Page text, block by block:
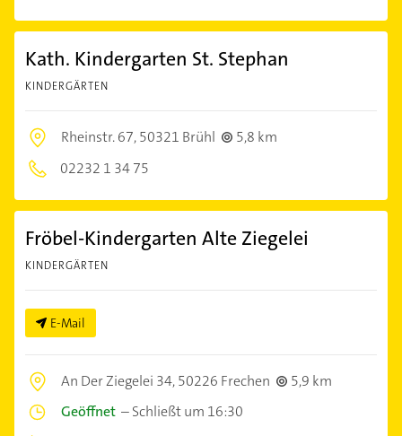
Kath. Kindergarten St. Stephan
KINDERGÄRTEN
Rheinstr. 67,50321 Brühl
5,8 km
02232 1 34 75
Fröbel-Kindergarten Alte Ziegelei
KINDERGÄRTEN
E-Mail
An Der Ziegelei 34,50226 Frechen
5,9 km
Geöffnet –Schließt um 16:30